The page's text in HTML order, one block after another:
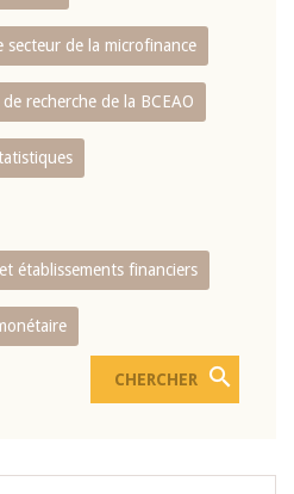
secteur de la microfinance
recherche de la BCEAO
établissements financiers